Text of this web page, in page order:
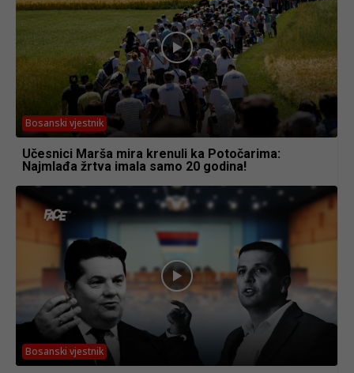
Bosanski vjestnik
Učesnici Marša mira krenuli ka Potočarima:
Najmlađa žrtva imala samo 20 godina!
Bosanski vjestnik